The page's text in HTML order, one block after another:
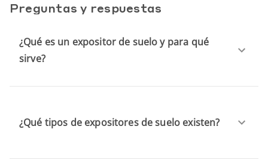
Preguntas y respuestas
¿Qué es un expositor de suelo y para qué
sirve?
¿Qué tipos de expositores de suelo existen?